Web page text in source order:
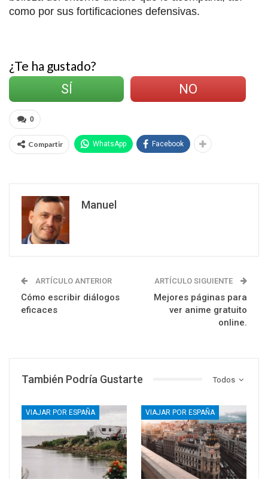
como por sus fortificaciones defensivas.
¿Te ha gustado?
SÍ
NO
0
Compartir WhatsApp Facebook
Manuel
ARTÍCULO ANTERIOR
Cómo escribir diálogos
eficaces
ARTÍCULO SIGUIENTE
Mejores páginas para
ver anime gratuito
online.
Todos
También Podría Gustarte
VIAJAR POR ESPAÑA VIAJAR POR ESPAÑA